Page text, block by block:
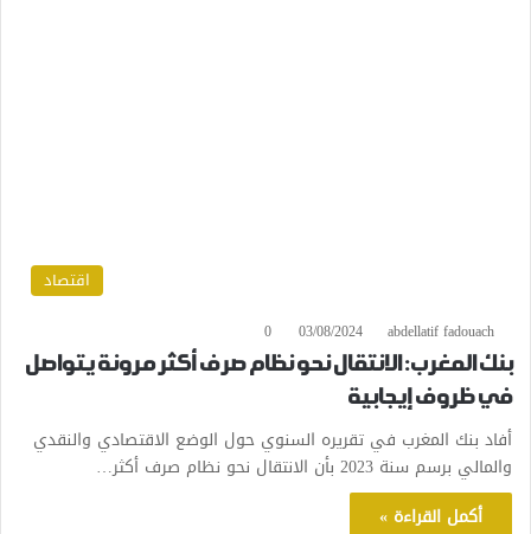
اقتصاد
abdellatif fadouach
03/08/2024
0
بنك المغرب: الانتقال نحو نظام صرف أكثر مرونة يتواصل
في ظروف إيجابية
أفاد بنك المغرب في تقريره السنوي حول الوضع الاقتصادي والنقدي
والمالي برسم سنة 2023 بأن الانتقال نحو نظام صرف أكثر…
أكمل القراءة »